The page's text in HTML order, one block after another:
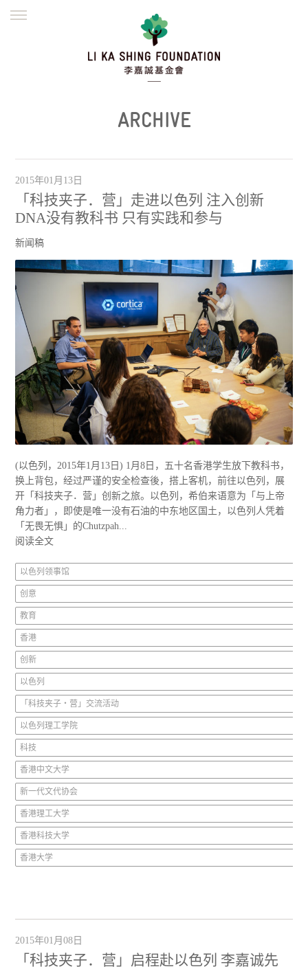
繁體
ARCHIVE
2015年01月13日
「科技夹子．营」走进以色列 注入创新
DNA没有教科书 只有实践和参与
新闻稿
(以色列，2015年1月13日) 1月8日，五十名香港学生放下教科书，
换上背包，经过严谨的安全检查後，搭上客机，前往以色列，展
开「科技夹子．营」创新之旅。以色列，希伯来语意为「与上帝
角力者」，即使是唯一没有石油的中东地区国土，以色列人凭着
「无畏无惧」的Chutzpah...
阅读全文
以色列领事馆
创意
教育
香港
创新
以色列
「科技夹子‧营」交流活动
以色列理工学院
科技
香港中文大学
新一代文代协会
香港理工大学
香港科技大学
香港大学
2015年01月08日
「科技夹子．营」启程赴以色列 李嘉诚先